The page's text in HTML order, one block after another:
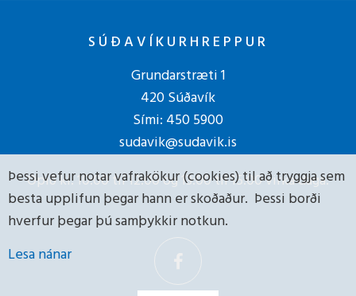
SÚÐAVÍKURHREPPUR
Grundarstræti 1
420 Súðavík
Sími: 450 5900
sudavik@sudavik.is
Opið kl. 10:00 til 12:00 og 13:00 til 15:00 virka daga.
Þessi vefur notar vafrakökur (cookies) til að tryggja sem
besta upplifun þegar hann er skoðaður. Þessi borði
hverfur þegar þú samþykkir notkun.
Lesa nánar